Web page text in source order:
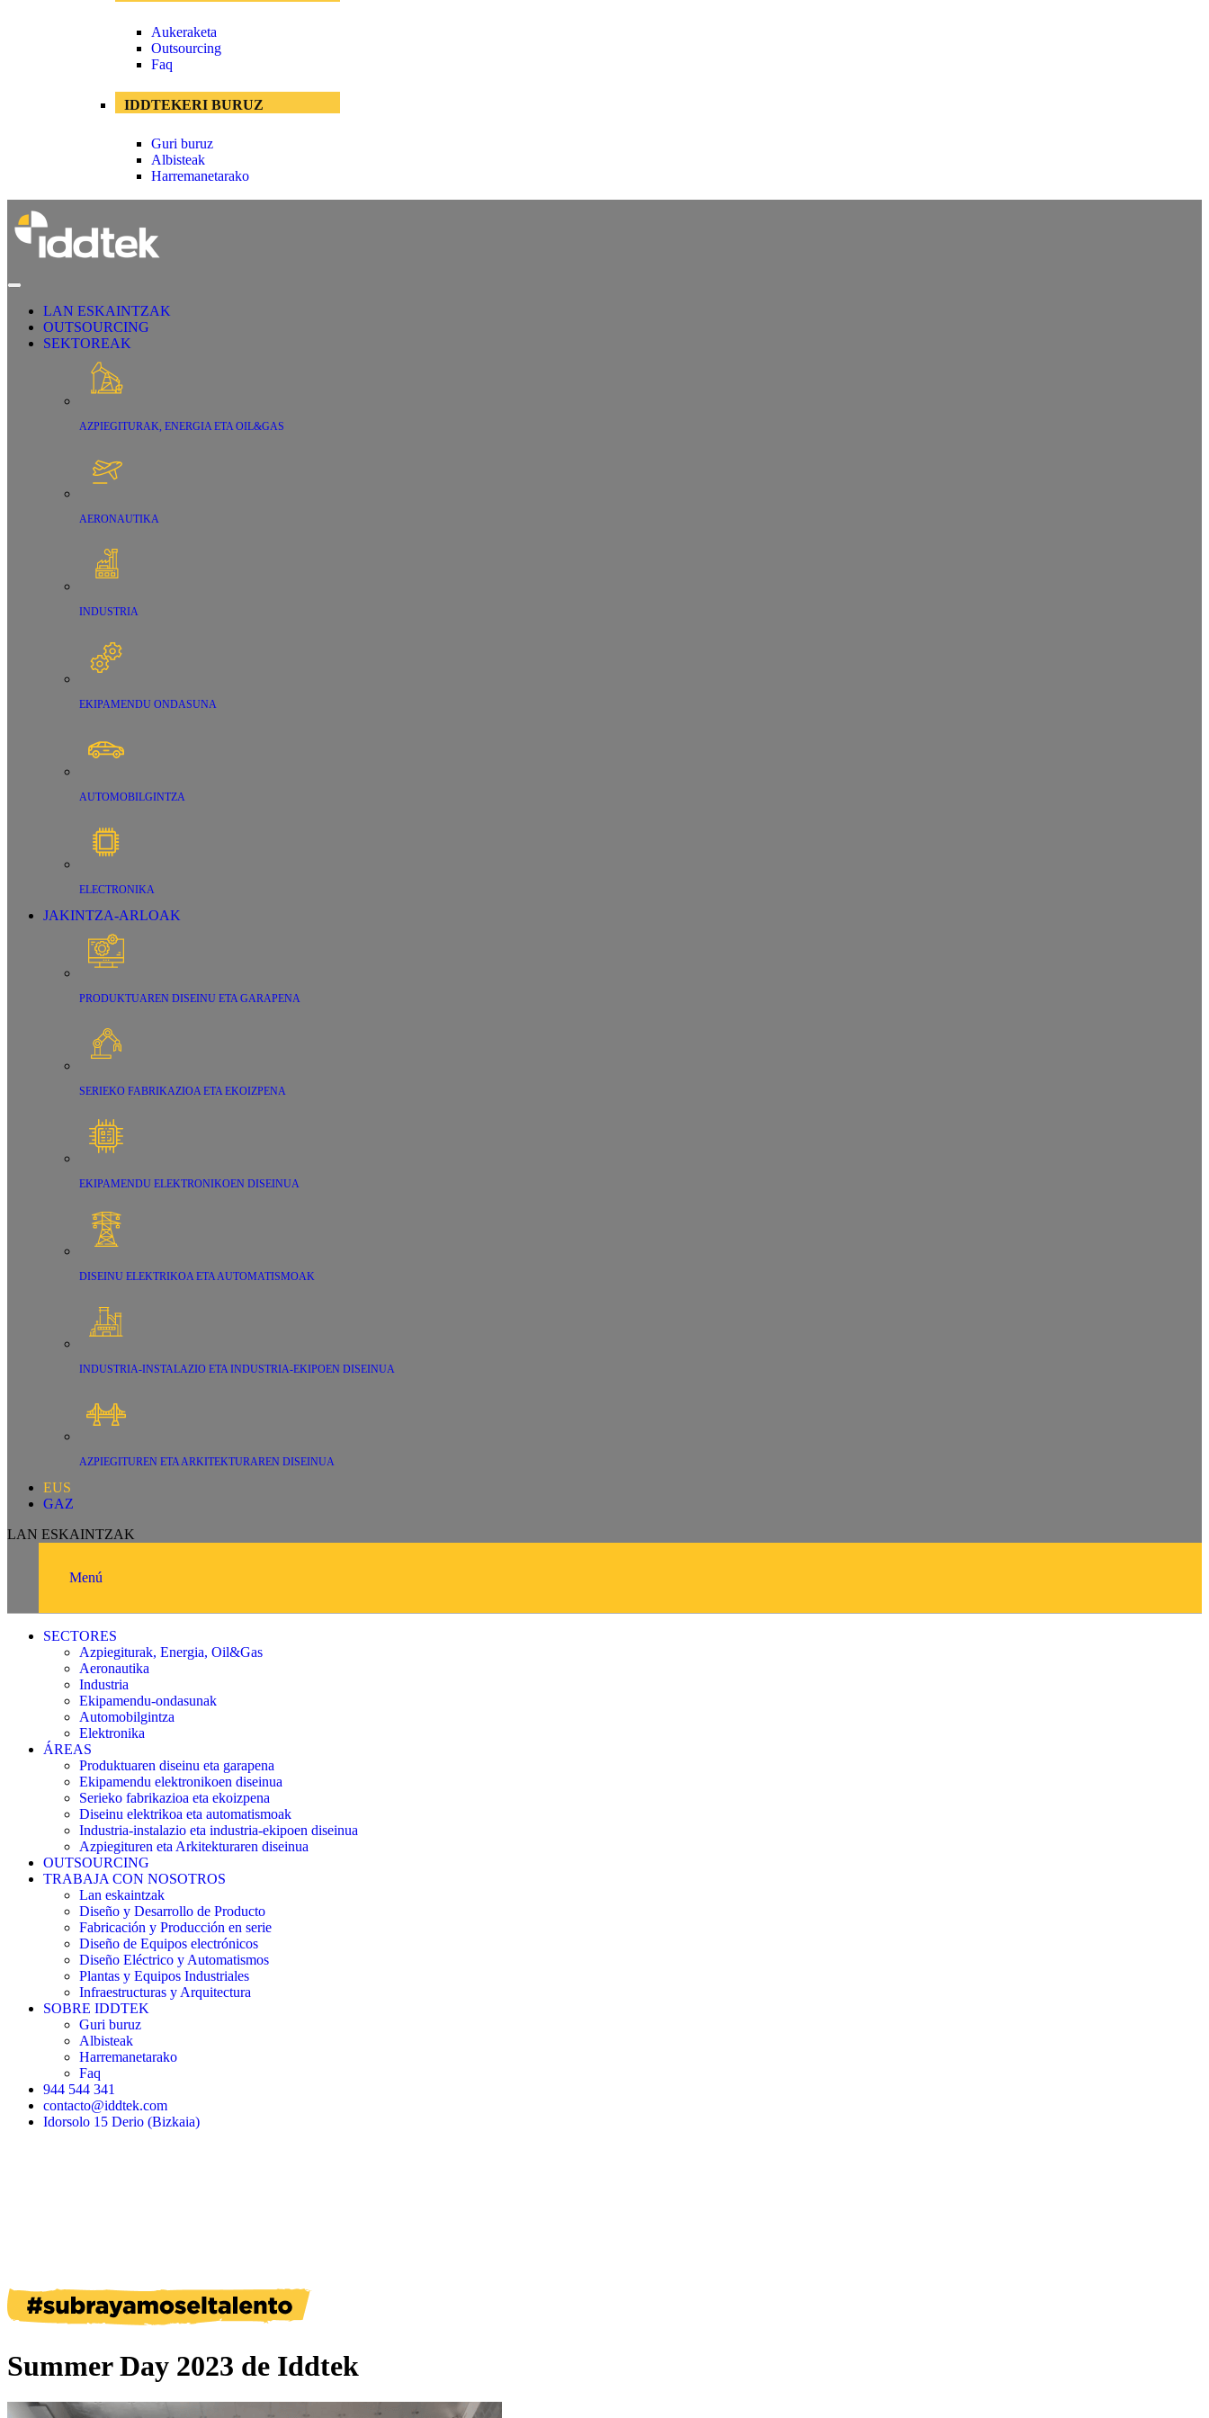
Aukeraketa
Outsourcing
Faq
IDDTEKERI BURUZ
Guri buruz
Albisteak
Harremanetarako
LAN ESKAINTZAK
OUTSOURCING
SEKTOREAK
AZPIEGITURAK, ENERGIA ETA OIL&GAS
AERONAUTIKA
INDUSTRIA
EKIPAMENDU ONDASUNA
AUTOMOBILGINTZA
ELECTRONIKA
JAKINTZA-ARLOAK
PRODUKTUAREN DISEINU ETA GARAPENA
SERIEKO FABRIKAZIOA ETA EKOIZPENA
EKIPAMENDU ELEKTRONIKOEN DISEINUA
DISEINU ELEKTRIKOA ETA AUTOMATISMOAK
INDUSTRIA-INSTALAZIO ETA INDUSTRIA-EKIPOEN DISEINUA
AZPIEGITUREN ETA ARKITEKTURAREN DISEINUA
EUS
GAZ
LAN ESKAINTZAK
Menú
SECTORES
Azpiegiturak, Energia, Oil&Gas
Aeronautika
Industria
Ekipamendu-ondasunak
Automobilgintza
Elektronika
ÁREAS
Produktuaren diseinu eta garapena
Ekipamendu elektronikoen diseinua
Serieko fabrikazioa eta ekoizpena
Diseinu elektrikoa eta automatismoak
Industria-instalazio eta industria-ekipoen diseinua
Azpiegituren eta Arkitekturaren diseinua
OUTSOURCING
TRABAJA CON NOSOTROS
Lan eskaintzak
Diseño y Desarrollo de Producto
Fabricación y Producción en serie
Diseño de Equipos electrónicos
Diseño Eléctrico y Automatismos
Plantas y Equipos Industriales
Infraestructuras y Arquitectura
SOBRE IDDTEK
Guri buruz
Albisteak
Harremanetarako
Faq
944 544 341
contacto@iddtek.com
Idorsolo 15 Derio (Bizkaia)
Summer Day 2023 de Iddtek